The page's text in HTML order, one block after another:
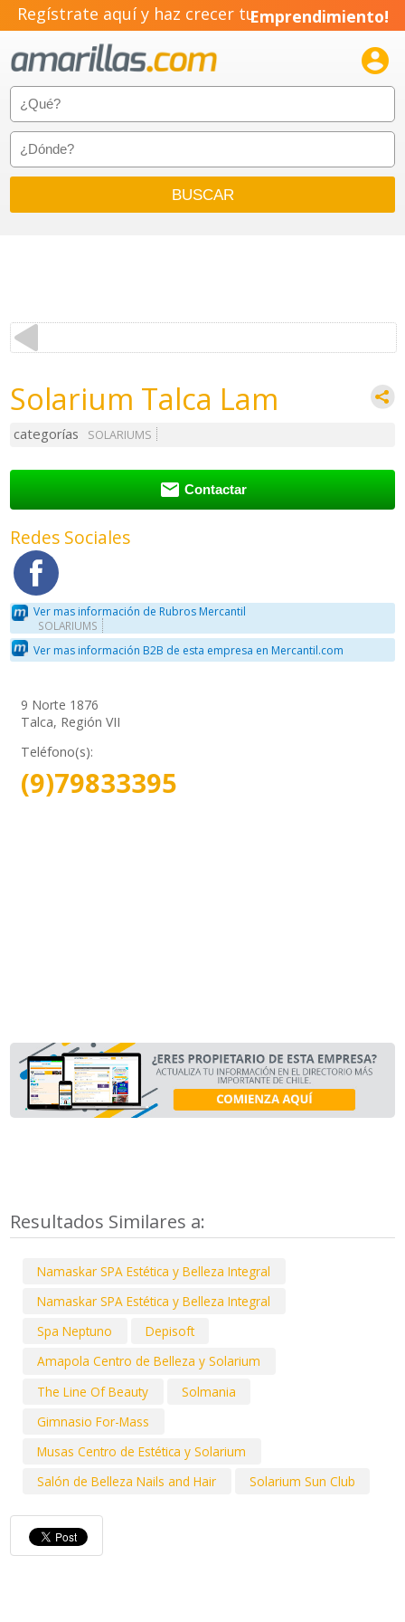
Regístrate aquí y haz crecer tuEmprendimiento!

Solarium Talca Lam
categorías SOLARIUMS
 Contactar
Redes Sociales
Ver mas información de Rubros Mercantil
SOLARIUMS
Ver mas información B2B de esta empresa en Mercantil.com
9 Norte 1876
Talca, Región VII
Teléfono(s):
(9)79833395
Resultados Similares a:
Namaskar SPA Estética y Belleza Integral
Namaskar SPA Estética y Belleza Integral
Spa Neptuno
Depisoft
Amapola Centro de Belleza y Solarium
The Line Of Beauty
Solmania
Gimnasio For-Mass
Musas Centro de Estética y Solarium
Salón de Belleza Nails and Hair
Solarium Sun Club